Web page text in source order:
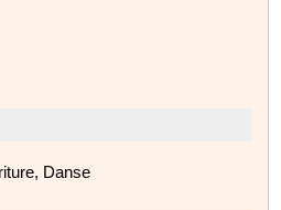
Danse